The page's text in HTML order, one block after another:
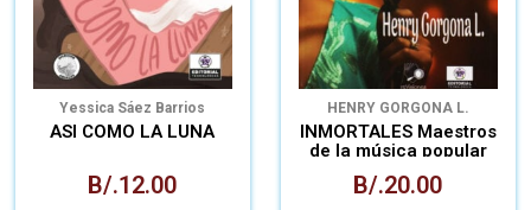
Yessica Sáez Barrios
ASI COMO LA LUNA
B/.12.00
HENRY GORGONA L.
INMORTALES Maestros
de la música popular
B/.20.00